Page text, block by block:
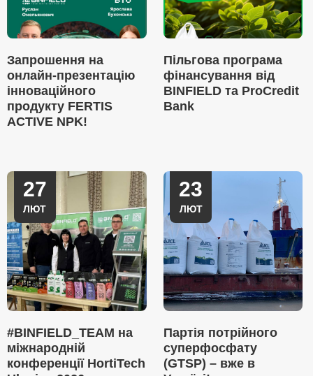
Запрошення на
онлайн-презентацію
інноваційного
продукту FERTIS
ACTIVE NPK!
Пільгова програма
фінансування від
BINFIELD та ProCredit
Bank
27
ЛЮТ
#BINFIELD_TEAM на
міжнародній
конференції HortiTech
23
ЛЮТ
Партія потрійного
суперфосфату
(GTSP) – вже в